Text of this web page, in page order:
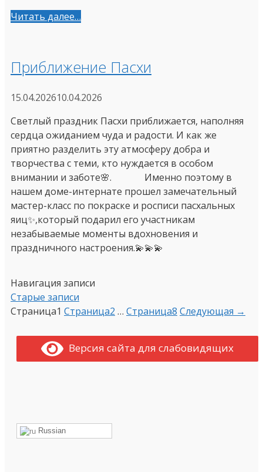
Читать далее…
Приближение Пасхи
15.04.202610.04.2026
Светлый праздник Пасхи приближается, наполняя
сердца ожиданием чуда и радости. И как же
приятно разделить эту атмосферу добра и
творчества с теми, кто нуждается в особом
внимании и заботе🌸. Именно поэтому в
нашем доме-интернате прошел замечательный
мастер-класс по покраске и росписи пасхальных
яиц✨,который подарил его участникам
незабываемые моменты вдохновения и
праздничного настроения.💫💫💫
Навигация записи
Старые записи
Страница1 Страница2 … Страница8 Следующая →
Версия сайта для слабовидящих
Russian